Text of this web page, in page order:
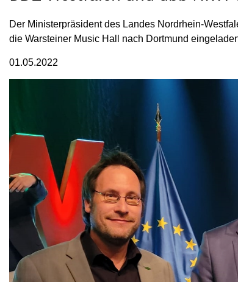
Der Ministerpräsident des Landes Nordrhein-
die Warsteiner Music Hall nach Dortmund
01.05.2022